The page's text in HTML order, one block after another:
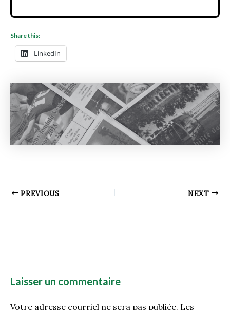
Share this:
LinkedIn
PREVIOUS NEXT
Laisser un commentaire
Votre adresse courriel ne sera pas publiée. Les